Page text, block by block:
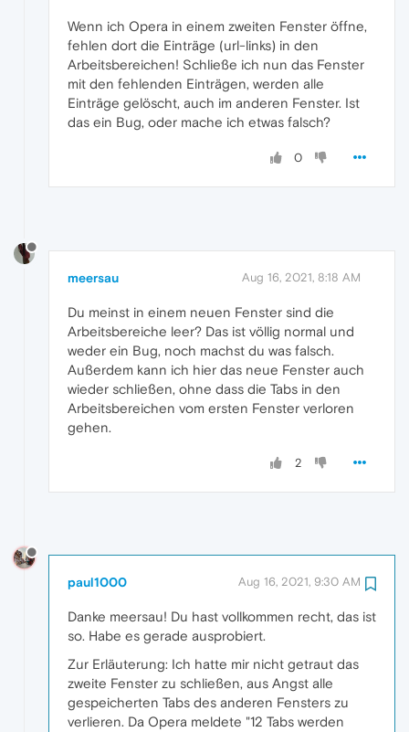
Wenn ich Opera in einem zweiten Fenster öffne,
fehlen dort die Einträge (url-links) in den
Arbeitsbereichen! Schließe ich nun das Fenster
mit den fehlenden Einträgen, werden alle
Einträge gelöscht, auch im anderen Fenster. Ist
das ein Bug, oder mache ich etwas falsch?
0
meersau Aug 16, 2021, 8:18 AM
Du meinst in einem neuen Fenster sind die
Arbeitsbereiche leer? Das ist völlig normal und
weder ein Bug, noch machst du was falsch.
Außerdem kann ich hier das neue Fenster auch
wieder schließen, ohne dass die Tabs in den
Arbeitsbereichen vom ersten Fenster verloren
gehen.
2
paul1000 Aug 16, 2021, 9:30 AM
Danke meersau! Du hast vollkommen recht, das ist
so. Habe es gerade ausprobiert.
Zur Erläuterung: Ich hatte mir nicht getraut das
zweite Fenster zu schließen, aus Angst alle
gespeicherten Tabs des anderen Fensters zu
verlieren. Da Opera meldete "12 Tabs werden